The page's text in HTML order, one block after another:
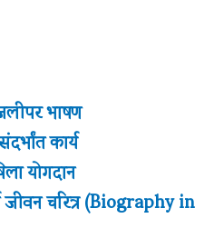
भाषण
कार्य
योगदान
जीवन चरित्र (Biography in